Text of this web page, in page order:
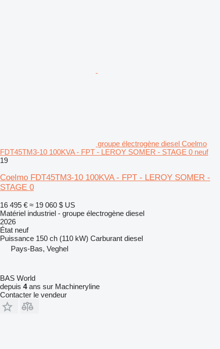
groupe électrogène diesel Coelmo
FDT45TM3-10 100KVA - FPT - LEROY SOMER - STAGE 0 neuf
19
Coelmo FDT45TM3-10 100KVA - FPT - LEROY SOMER -
STAGE 0
16 495 € ≈ 19 060 $ US
Matériel industriel - groupe électrogène diesel
2026
État neuf
Puissance 150 ch (110 kW) Carburant diesel
Pays-Bas, Veghel
BAS World
depuis 4ans sur Machineryline
Contacter le vendeur